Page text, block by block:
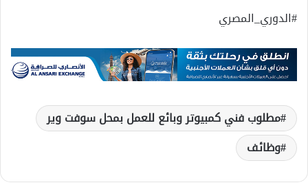
#الدوري_المصري
مطلوب فني كمبيوتر وبائع للعمل بمحل سوفت وير
وظائف